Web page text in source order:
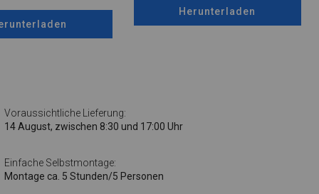
Herunterladen
Voraussichtliche Lieferung:
14 August, zwischen 8:30 und 17:00 Uhr
Einfache Selbstmontage:
Montage ca. 5 Stunden/5 Personen